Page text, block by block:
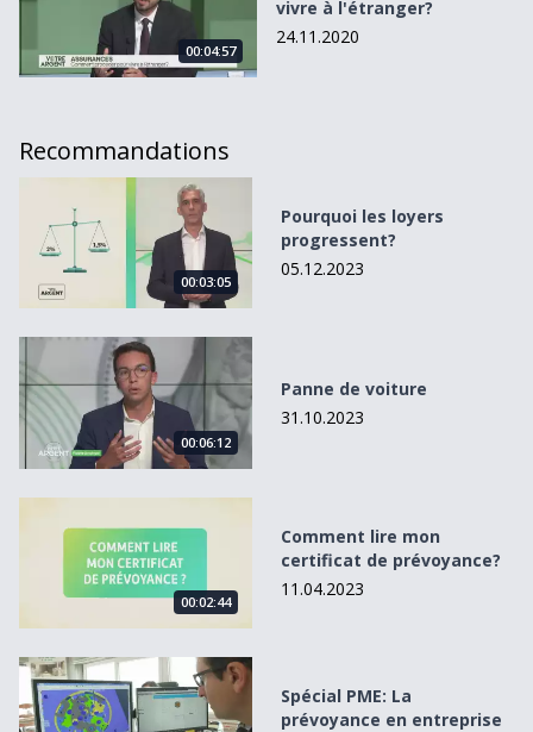
00:04:57
vivre à l'étranger?
24.11.2020
Recommandations
Pourquoi les loyers progressent?
00:03:05
Pourquoi les loyers
progressent?
05.12.2023
Panne de voiture
00:06:12
Panne de voiture
31.10.2023
00:02:44
Comment lire mon
certificat de prévoyance?
11.04.2023
Spécial PME: La prévoyance en entreprise
Spécial PME: La
prévoyance en entreprise